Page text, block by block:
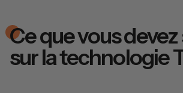
Ce que vous
sur la technologie